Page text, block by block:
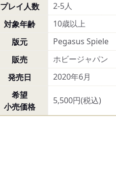
プレイ人数
2-5人
対象年齢
10歳以上
版元
Pegasus Spiele
販売
ホビージャパン
発売日
2020年6月
希望
小売価格
5,500円(税込)